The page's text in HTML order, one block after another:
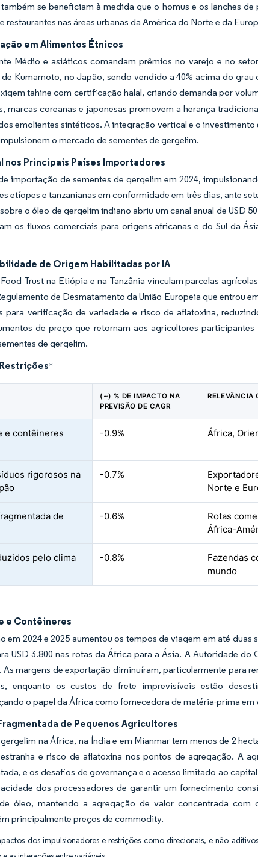
se beneficiam à medida que o homus e os lanches
nas áreas urbanas da América do Norte e da
em Alimentos Étnicos
Médio e asiáticos comandam prêmios no varejo e no
Kumamoto, no Japão, sendo vendido a 40% acima do
tahine com certificação halal, criando demanda por
marcas coreanas e japonesas promovem a herança
emolientes sintéticos. A integração vertical e o
o mercado de sementes de gergelim.
nos Principais Países Importadores
importação de sementes de gergelim em 2024,
etíopes e tanzanianas em conformidade em três dias, ante
o óleo de gergelim indiano abriu um canal anual de USD
os fluxos comerciais para origens africanas e do Sul da
de Origem Habilitadas por IA
Trust na Etiópia e na Tanzânia vinculam parcelas
de Desmatamento da União Europeia que entrou
para verificação de variedade e risco de aflatoxina,
de preço que retornam aos agricultores
de gergelim.
*
(~) % DE IMPACTO NA
PREVISÃO DE CAGR
RELEVÂNCIA
e contêineres -0.9% África,
rigorosos na
-0.7%
Norte e
de
-0.6%
Rotas
África-
pelo clima -0.8%
Fazendas
mundo
e Contêineres
em 2024 e 2025 aumentou os tempos de viagem em até duas
USD 3.800 nas rotas da África para a Ásia. A Autoridade
. As margens de exportação diminuíram, particularmente para
enquanto os custos de frete imprevisíveis estão
o papel da África como fornecedora de matéria-prima
de Pequenos Agricultores
na África, na Índia e em Mianmar tem menos de 2
e risco de aflatoxina nos pontos de agregação. A
e os desafios de governança e o acesso limitado ao
dos processadores de garantir um fornecimento
óleo, mantendo a agregação de valor concentrada com
principalmente preços de commodity.
dos impulsionadores e restrições como direcionais, e não